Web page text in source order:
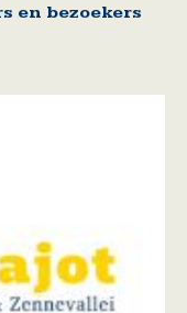
en bezoekers